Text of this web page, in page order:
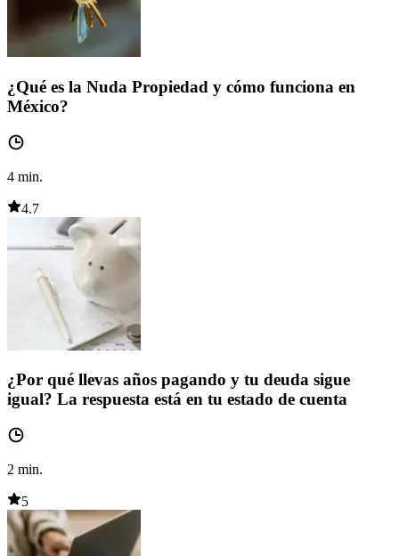
¿Qué es la Nuda Propiedad y cómo funciona en
México?
4 min.
4.7
¿Por qué llevas años pagando y tu deuda sigue
igual? La respuesta está en tu estado de cuenta
2 min.
5